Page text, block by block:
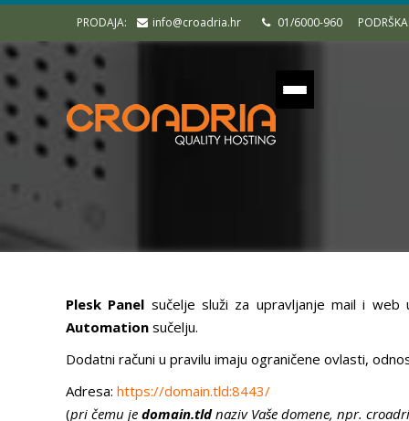
PRODAJA: info@croadria.hr 01/6000-960
Plesk Panel sučelje služi za upravljanje mail i
Automation sučelju.
Dodatni računi u pravilu imaju ograničene ovlasti,
Adresa: https://domain.tld:8443/
(pri čemu je domain.tldnaziv Vaše domene, npr.